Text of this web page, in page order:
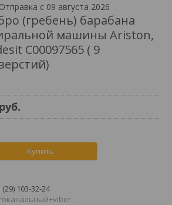
Отправка с 09 августа 2026
(гребень) барабана
машины Ariston,
C00097565 ( 9
руб.
Купить
(29) 103-32-24